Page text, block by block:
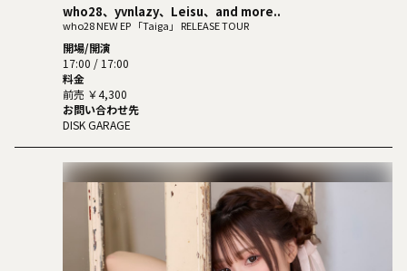
who28、yvnlazy、Leisu、and more..
who28 NEW EP 「Taiga」 RELEASE TOUR
開場/開演
17:00 / 17:00
料金
前売 ￥4,300
お問い合わせ先
DISK GARAGE